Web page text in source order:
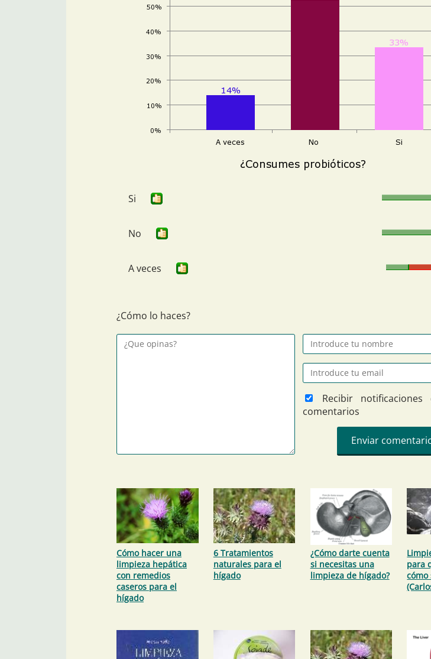
Si
No
A veces
¿Cómo lo haces?
Recibir notificaciones
comentarios
Cómo hacer una
limpieza hepática
con remedios
caseros para el
hígado
6 Tratamientos
naturales para el
hígado
¿Cómo darte cuenta
si necesitas una
limpieza de hígado?
para
cómo